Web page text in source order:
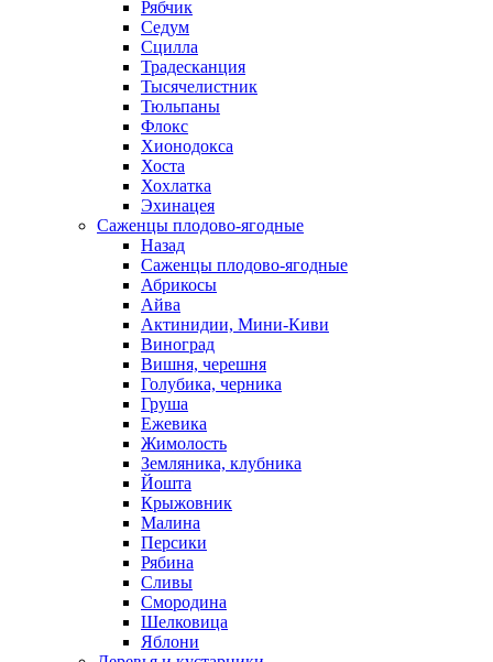
Рябчик
Седум
Сцилла
Традесканция
Тысячелистник
Тюльпаны
Флокс
Хионодокса
Хоста
Хохлатка
Эхинацея
Саженцы плодово-ягодные
Назад
Саженцы плодово-ягодные
Абрикосы
Айва
Актинидии, Мини-Киви
Виноград
Вишня, черешня
Голубика, черника
Груша
Ежевика
Жимолость
Земляника, клубника
Йошта
Крыжовник
Малина
Персики
Рябина
Сливы
Смородина
Шелковица
Яблони